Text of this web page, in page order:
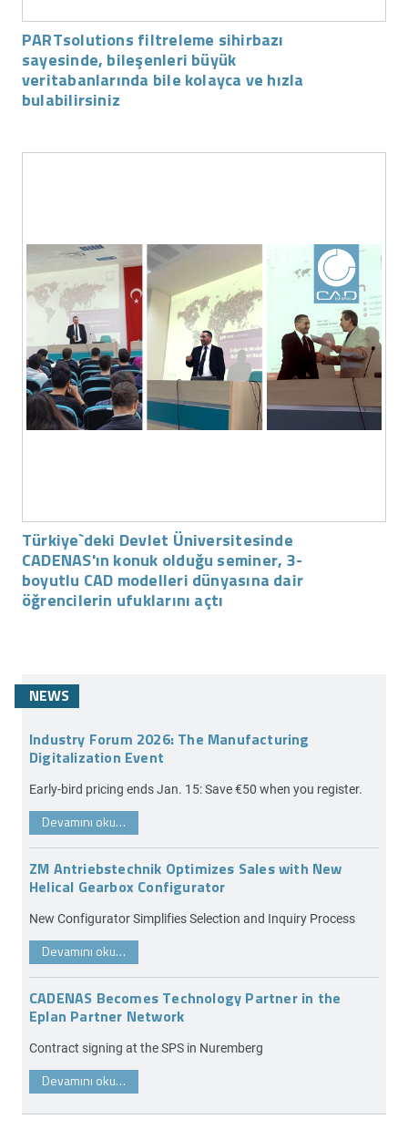
PARTsolutions filtreleme sihirbazı
sayesinde, bileşenleri büyük
veritabanlarında bile kolayca ve hızla
bulabilirsiniz
Türkiye`deki Devlet Üniversitesinde
CADENAS'ın konuk olduğu seminer, 3-
boyutlu CAD modelleri dünyasına dair
öğrencilerin ufuklarını açtı
NEWS
Industry Forum 2026: The Manufacturing
Digitalization Event
Early-bird pricing ends Jan. 15: Save €50 when you register.
Devamını oku…
ZM Antriebstechnik Optimizes Sales with New
Helical Gearbox Configurator
New Configurator Simplifies Selection and Inquiry Process
Devamını oku…
CADENAS Becomes Technology Partner in the
Eplan Partner Network
Contract signing at the SPS in Nuremberg
Devamını oku…